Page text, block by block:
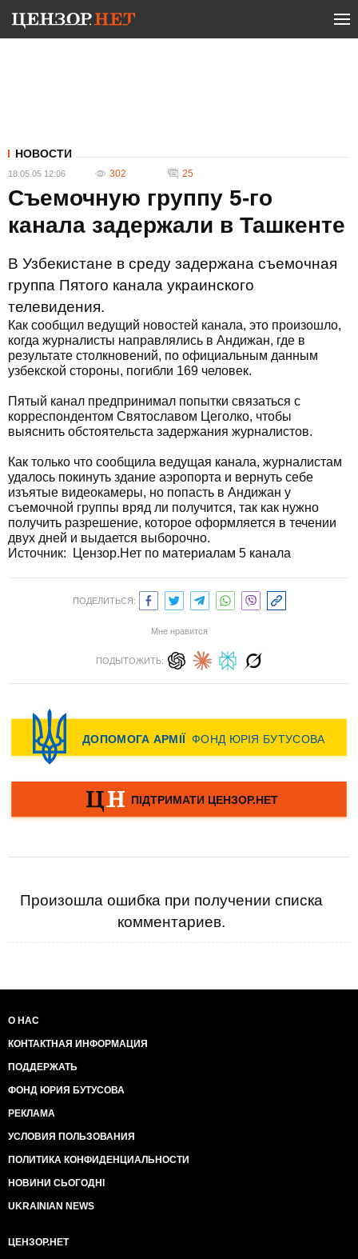
НОВОСТИ
18.05.05 12:06 302 25
Съемочную группу 5-го
канала задержали в Ташкенте
В Узбекистане в среду задержана съемочная
группа Пятого канала украинского
телевидения.
Как сообщил ведущий новостей канала, это произошло,
когда журналисты направлялись в Андижан, где в
результате столкновений, по официальным данным
узбекской стороны, погибли 169 человек.
Пятый канал предпринимал попытки связаться с
корреспондентом Святославом Цеголко, чтобы
выяснить обстоятельста задержания журналистов.
Как только что сообщила ведущая канала, журналистам
удалось покинуть здание аэропорта и вернуть себе
изъятые видеокамеры, но попасть в Андижан у
съемочной группы вряд ли получится, так как нужно
получить разрешение, которое оформляется в течении
двух дней и выдается выборочно.
Источник:
Цензор.Нет по материалам 5 канала
ПОДЕЛИТЬСЯ:
Мне нравится
ПОДЫТОЖИТЬ:
Произошла ошибка при получении списка
комментариев.
О НАС
КОНТАКТНАЯ ИНФОРМАЦИЯ
ПОДДЕРЖАТЬ
ФОНД ЮРИЯ БУТУСОВА
РЕКЛАМА
УСЛОВИЯ ПОЛЬЗОВАНИЯ
ПОЛИТИКА КОНФИДЕНЦИАЛЬНОСТИ
НОВИНИ СЬОГОДНІ
UKRAINIAN NEWS
ЦЕНЗОР.НЕТ